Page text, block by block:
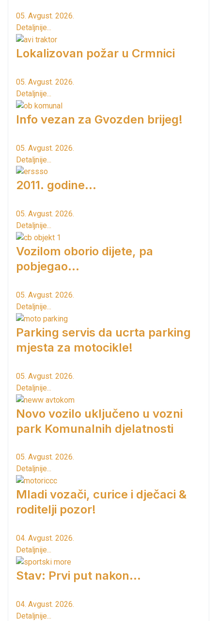
05. Avgust. 2026.
Detaljnije...
Lokalizovan požar u Crmnici
05. Avgust. 2026.
Detaljnije...
Info vezan za Gvozden brijeg!
05. Avgust. 2026.
Detaljnije...
2011. godine...
05. Avgust. 2026.
Detaljnije...
Vozilom oborio dijete, pa
pobjegao...
05. Avgust. 2026.
Detaljnije...
Parking servis da ucrta parking
mjesta za motocikle!
05. Avgust. 2026.
Detaljnije...
Novo vozilo uključeno u vozni
park Komunalnih djelatnosti
05. Avgust. 2026.
Detaljnije...
Mladi vozači, curice i dječaci &
roditelji pozor!
04. Avgust. 2026.
Detaljnije...
Stav: Prvi put nakon…
04. Avgust. 2026.
Detaljnije...